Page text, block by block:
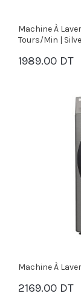
Machine À
Tours/min |
1989.00 DT
PANIER
Machine À
2169.00 DT
PANIER